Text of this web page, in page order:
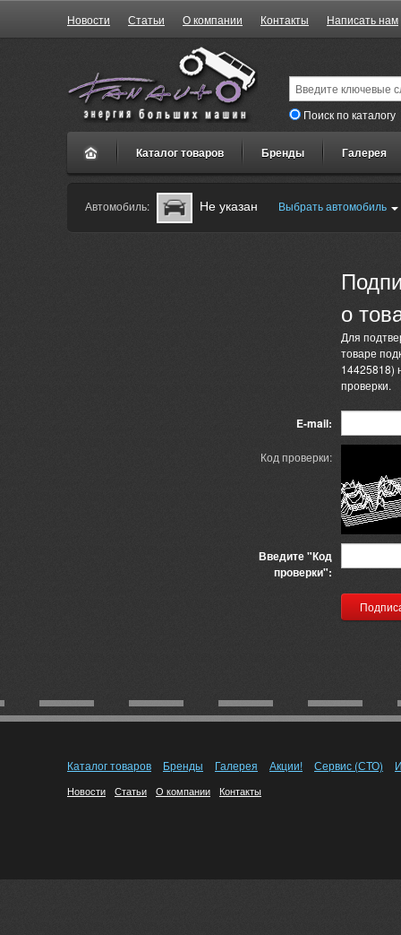
Новости Статьи О компании Контакты Написать нам
Поиск по каталогу
Каталог товаров Бренды Галерея
Автомобиль: Не указан Выбрать автомобиль
о
Для
товаре
14425818)
проверки.
E-mail:
Код проверки:
Введите "Код
проверки":
Каталог товаров Бренды Галерея Акции! Сервис (СТО)
Новости Статьи О компании Контакты